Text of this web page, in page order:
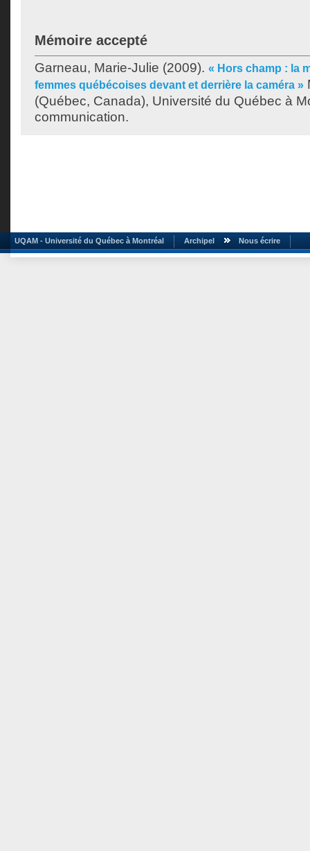
Mémoire accepté
Garneau, Marie-Julie (2009). « Hors champ : la
femmes québécoises devant et derrière la caméra »
(Québec, Canada), Université du Québec à
communication.
UQAM - Université du Québec à Montréal Archipel Nous écrire